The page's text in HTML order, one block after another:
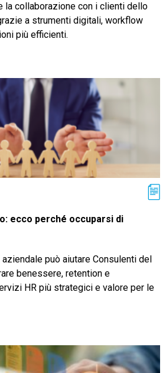
la collaborazione con i clienti dello
a strumenti digitali, workflow
più efficienti.
ecco perché occuparsi di
può aiutare Consulenti del
benessere, retention e
HR più strategici e valore per le